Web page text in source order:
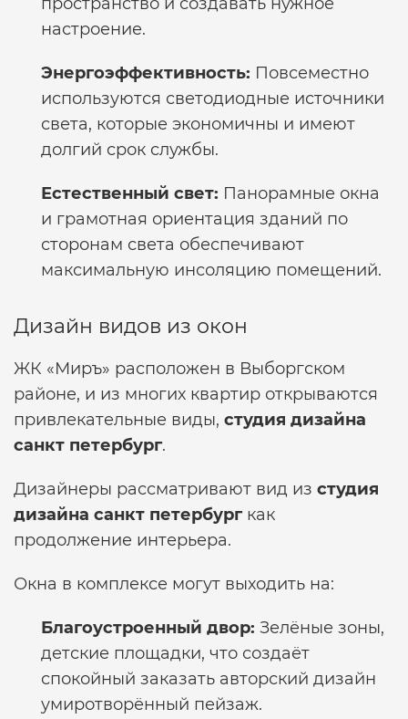
настроение.
Энергоэффективность: Повсеместно
используются светодиодные источники
света, которые экономичны и имеют
долгий срок службы.
Естественный свет: Панорамные окна
и грамотная ориентация зданий по
сторонам света обеспечивают
максимальную инсоляцию помещений.
Дизайн видов из окон
ЖК «Миръ» расположен в Выборгском
районе, и из многих квартир открываются
привлекательные виды, студия дизайна
санкт петербург.
Дизайнеры рассматривают вид из студия
дизайна санкт петербург как
продолжение интерьера.
Окна в комплексе могут выходить на:
Благоустроенный двор: Зелёные зоны,
детские площадки, что создаёт
спокойный заказать авторский дизайн
умиротворённый пейзаж.